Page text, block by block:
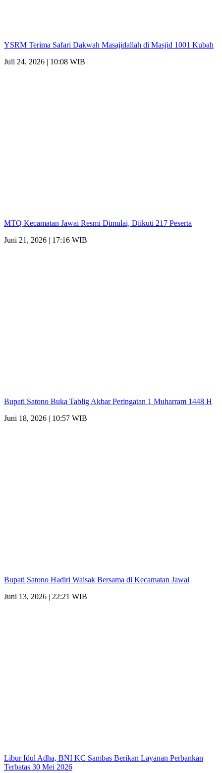
YSRM Terima Safari Dakwah Masajidallah di Masjid 1001 Kubah
Juli 24, 2026 | 10:08 WIB
MTQ Kecamatan Jawai Resmi Dimulai, Diikuti 217 Peserta
Juni 21, 2026 | 17:16 WIB
Bupati Satono Buka Tablig Akbar Peringatan 1 Muharram 1448 H
Juni 18, 2026 | 10:57 WIB
Bupati Satono Hadiri Waisak Bersama di Kecamatan Jawai
Juni 13, 2026 | 22:21 WIB
Libur Idul Adha, BNI KC Sambas Berikan Layanan Perbankan
Terbatas 30 Mei 2026